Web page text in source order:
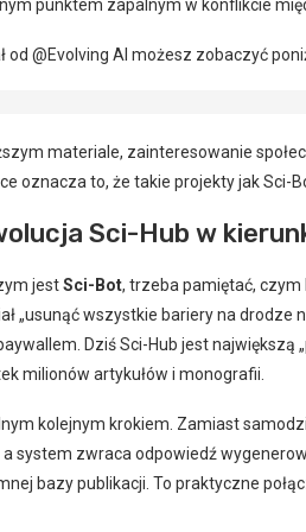
punktem zapalnym w konflikcie
od @Evolving AI możesz zobaczyć
materiale, zainteresowanie
oznacza to, że takie projekty jak Sci-
Sci-Hub w
jestSci-Bot, trzeba pamiętać, czym
„usunąć wszystkie bariery na
Dziś Sci-Hub jest największą
milionów artykułów i monografii.
kolejnym krokiem. Zamiast
system zwraca odpowiedź
bazy publikacji. To praktyczne